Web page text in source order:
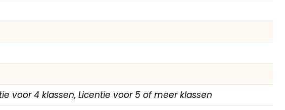
voor 4 klassen, Licentie voor 5 of meer klassen